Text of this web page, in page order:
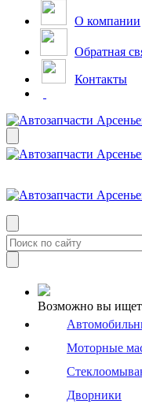
О компании
Обратная
Контакты
Возможно вы
Моторные
Дворники